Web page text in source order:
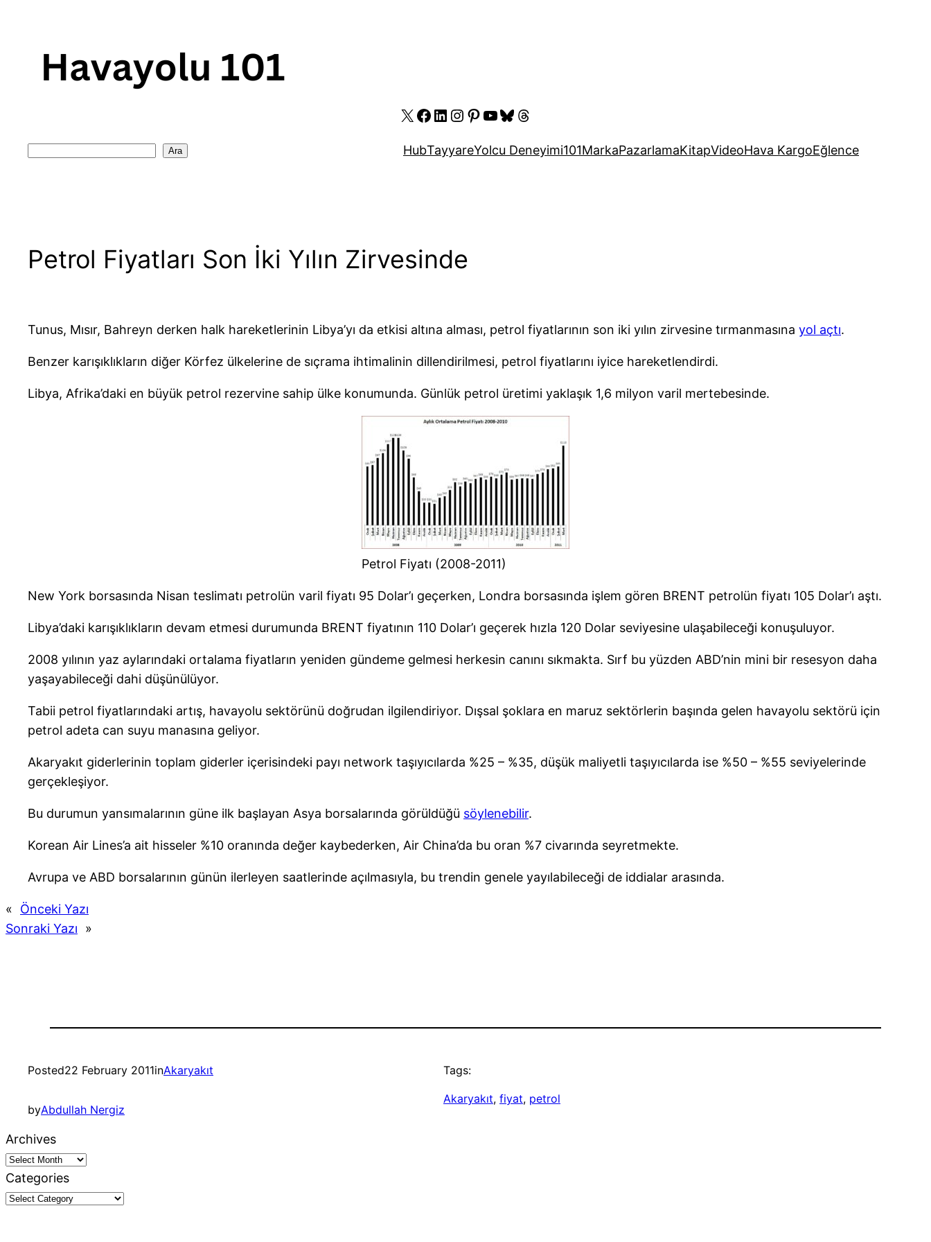
content
X Facebook
LinkedIn
Instagram
Pinterest
YouTube
Bluesky
Threads
Ara HubTayyareYolcu Deneyimi101MarkaPazarlamaKitapVideoHava KargoEğlence
Petrol Fiyatları Son İki Yılın Zirvesinde
Tunus, Mısır, Bahreyn derken halk hareketlerinin Libya’yı da etkisi altına alması, petrol fiyatlarının son iki yılın zirvesine tırmanmasına yol açtı.
Benzer karışıklıkların diğer Körfez ülkelerine de sıçrama ihtimalinin dillendirilmesi, petrol fiyatlarını iyice hareketlendirdi.
Libya, Afrika’daki en büyük petrol rezervine sahip ülke konumunda. Günlük petrol üretimi yaklaşık 1,6 milyon varil mertebesinde.
Petrol Fiyatı (2008-2011)
New York borsasında Nisan teslimatı petrolün varil fiyatı 95 Dolar’ı geçerken, Londra borsasında işlem gören BRENT petrolün fiyatı 105 Dolar’ı aştı.
Libya’daki karışıklıkların devam etmesi durumunda BRENT fiyatının 110 Dolar’ı geçerek hızla 120 Dolar seviyesine ulaşabileceği konuşuluyor.
2008 yılının yaz aylarındaki ortalama fiyatların yeniden gündeme gelmesi herkesin canını sıkmakta. Sırf bu yüzden ABD’nin mini bir resesyon daha
yaşayabileceği dahi düşünülüyor.
Tabii petrol fiyatlarındaki artış, havayolu sektörünü doğrudan ilgilendiriyor. Dışsal şoklara en maruz sektörlerin başında gelen havayolu sektörü için
petrol adeta can suyu manasına geliyor.
Akaryakıt giderlerinin toplam giderler içerisindeki payı network taşıyıcılarda %25 – %35, düşük maliyetli taşıyıcılarda ise %50 – %55 seviyelerinde
gerçekleşiyor.
Bu durumun yansımalarının güne ilk başlayan Asya borsalarında görüldüğü söylenebilir.
Korean Air Lines’a ait hisseler %10 oranında değer kaybederken, Air China’da bu oran %7 civarında seyretmekte.
Avrupa ve ABD borsalarının günün ilerleyen saatlerinde açılmasıyla, bu trendin genele yayılabileceği de iddialar arasında.
«
Önceki Yazı
Sonraki Yazı
»
Posted22 February 2011inAkaryakıt
byAbdullah Nergiz
Tags:
Akaryakıt, fiyat, petrol
Archives
Categories